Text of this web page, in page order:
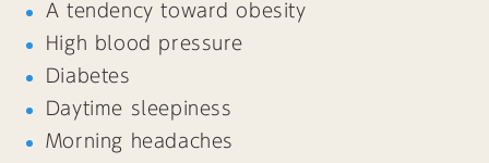
A tendency toward obesity
High blood pressure
Diabetes
Daytime sleepiness
Morning headaches